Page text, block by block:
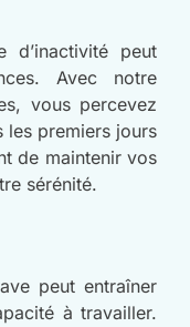
d’inactivité peut
Avec notre
vous percevez
les premiers jours
de maintenir vos
sérénité.
peut entraîner
à travailler.